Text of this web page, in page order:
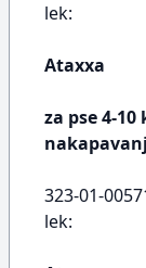
lek:
Ataxxa
za pse 4-
323-01-
lek: